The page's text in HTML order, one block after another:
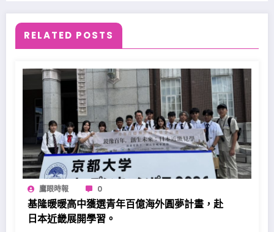
RELATED POSTS
鷹眼時報 0
基隆暖暖高中獲選青年百億海外圓夢計畫，赴
日本近畿展開學習。